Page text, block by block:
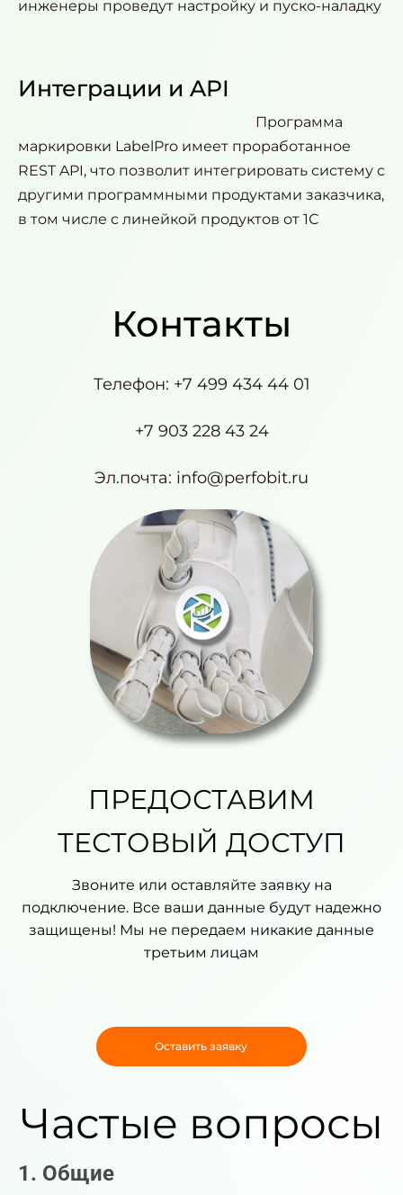
инженеры проведут настройку и пуско-наладку
Интеграции и API
Программа
маркировки LabelPro имеет проработанное
REST API, что позволит интегрировать систему с
другими программными продуктами заказчика,
в том числе с линейкой продуктов от 1С
Контакты
Телефон: +7 499 434 44 01
+7 903 228 43 24
Эл.почта: info@perfobit.ru
ПРЕДОСТАВИМ
ТЕСТОВЫЙ ДОСТУП
Звоните или оставляйте заявку на
подключение. Все ваши данные будут надежно
защищены! Мы не передаем никакие данные
третьим лицам
Оставить заявку
Частые вопросы
1. Общие